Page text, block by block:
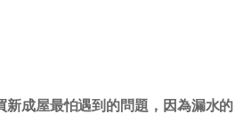
新成屋最怕遇到的問題，因為漏水的